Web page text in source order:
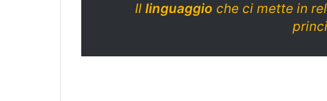
Il linguaggio che ci mette in